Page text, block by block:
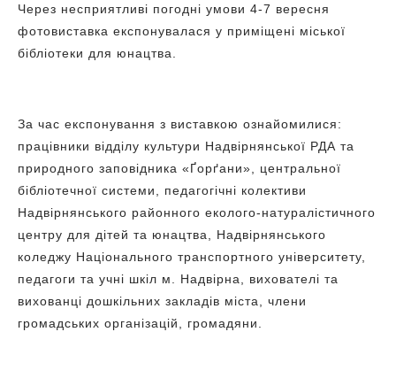
Через несприятливі погодні умови 4-7 вересня
фотовиставка експонувалася у приміщені міської
бібліотеки для юнацтва.
За час експонування з виставкою ознайомилися:
працівники відділу культури Надвірнянської РДА та
природного заповідника «Ґорґани», центральної
бібліотечної системи, педагогічні колективи
Надвірнянського районного еколого-натуралістичного
центру для дітей та юнацтва, Надвірнянського
коледжу Національного транспортного університету,
педагоги та учні шкіл м. Надвірна, вихователі та
вихованці дошкільних закладів міста, члени
громадських організацій, громадяни.